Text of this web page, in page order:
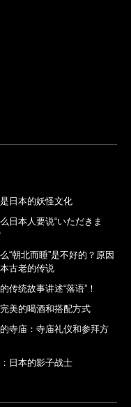
日本的妖怪文化
日本人要说“いただきま
“朝北而睡”是不好的？原因
古老的传说
传统故事讲述“落语”！
美的喝酒和搭配方式
寺庙：寺庙礼仪和参拜方
日本的影子战士